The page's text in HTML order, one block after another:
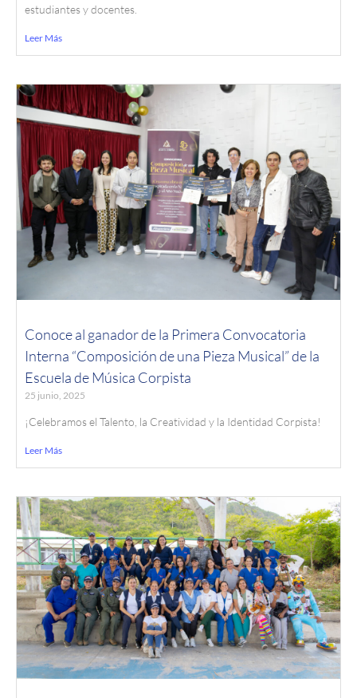
estudiantes y docentes.
Leer Más
Conoce al ganador de la Primera Convocatoria
Interna “Composición de una Pieza Musical” de la
Escuela de Música Corpista
25 junio, 2025
¡Celebramos el Talento, la Creatividad y la Identidad Corpista!
Leer Más